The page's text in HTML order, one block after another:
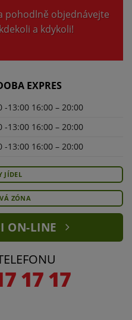
pohodlně objednávejte
a kdykoli!
EXPRES
-13:00 16:00 – 20:00
-13:00 16:00 – 20:00
-13:00 16:00 – 20:00
JÍDEL
ZÓNA
ON-LINE
17 17